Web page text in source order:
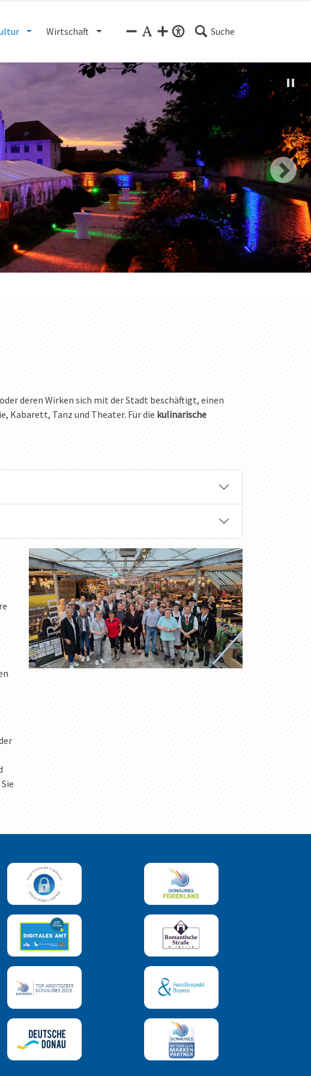
Wirtschaft Suche
deren Wirken sich mit der Stadt beschäftigt, einen
Kabarett, Tanz und Theater. Für die kulinarische